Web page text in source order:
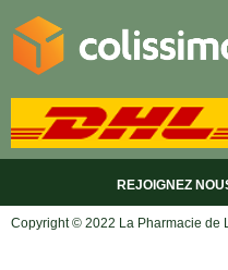
REJOIGNEZ
Copyright © 2022 La Pharmacie de